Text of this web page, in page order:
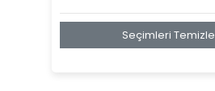
Birta
Seçimleri Temizle